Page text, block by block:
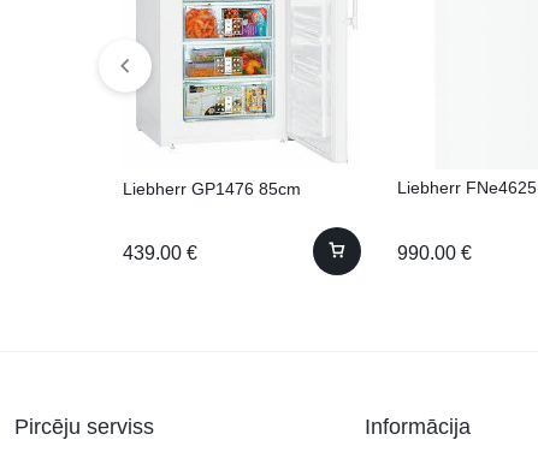
Liebherr GP1476 85cm
439.00 €
Liebherr FNe4625
990.00 €
Pircēju serviss Informācija